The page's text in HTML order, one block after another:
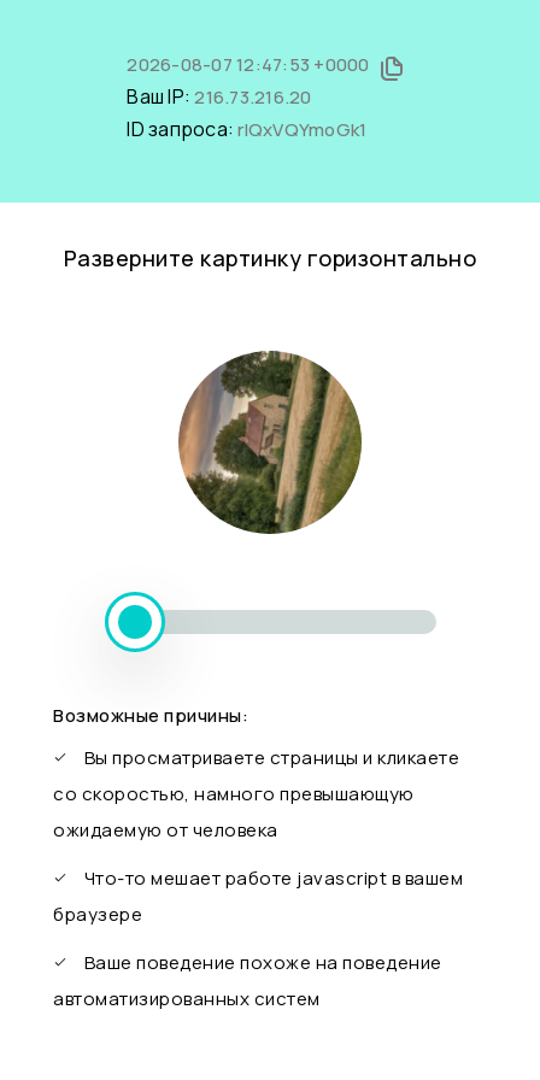
2026-08-07 12:47:53 +0000
Ваш IP:216.73.216.20
ID запроса:rlQxVQYmoGk1
Разверните картинку горизонтально
Возможные причины:
Вы просматриваете страницы и кликаете
со скоростью, намного превышающую
ожидаемую от человека
Что-то мешает работе javascript в вашем
браузере
Ваше поведение похоже на поведение
автоматизированных систем